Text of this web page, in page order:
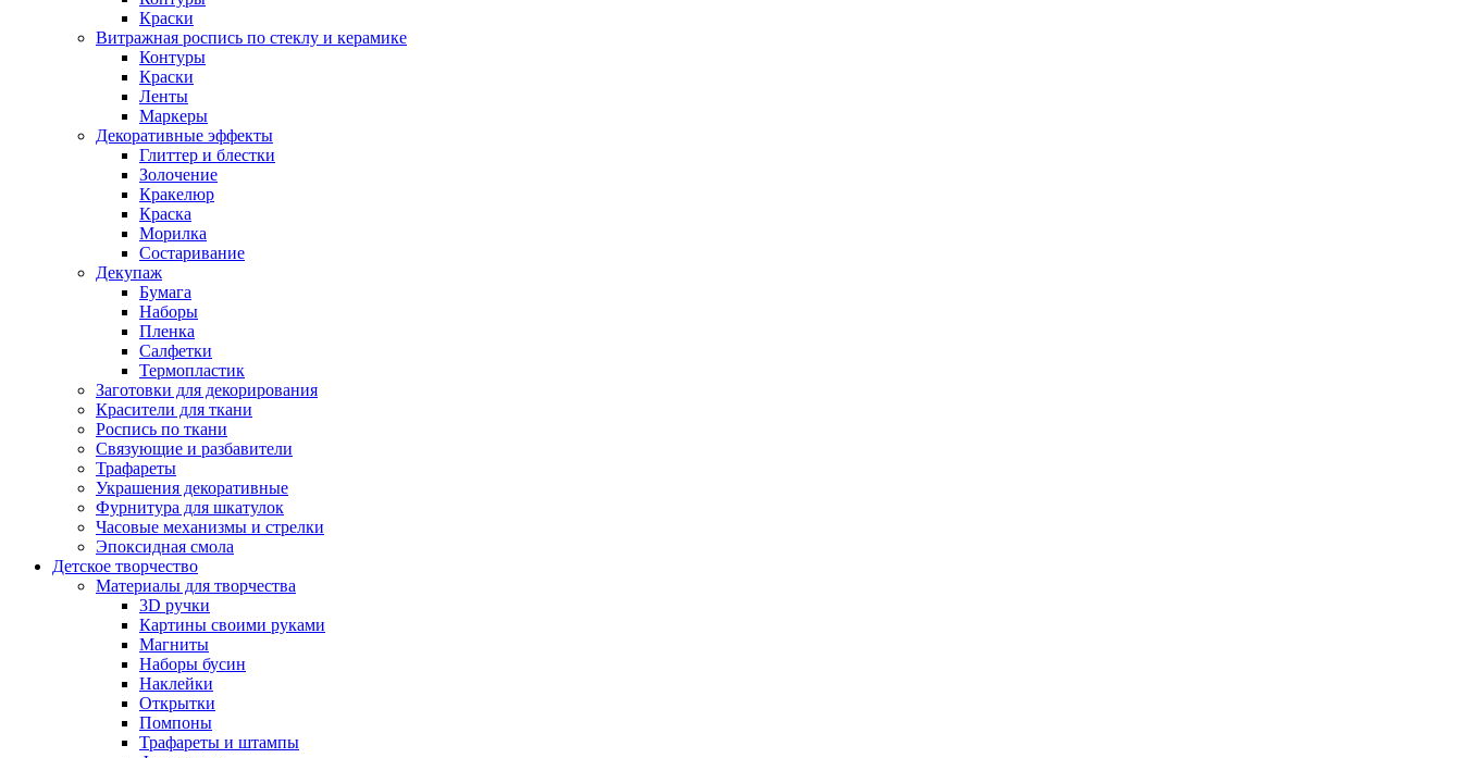
Краски
Витражная роспись по стеклу и керамике
Контуры
Краски
Ленты
Маркеры
Декоративные эффекты
Глиттер и блестки
Золочение
Кракелюр
Краска
Морилка
Состаривание
Декупаж
Бумага
Наборы
Пленка
Салфетки
Термопластик
Заготовки для декорирования
Красители для ткани
Роспись по ткани
Связующие и разбавители
Трафареты
Украшения декоративные
Фурнитура для шкатулок
Часовые механизмы и стрелки
Эпоксидная смола
Детское творчество
Материалы для творчества
3D ручки
Картины своими руками
Магниты
Наборы бусин
Наклейки
Открытки
Помпоны
Трафареты и штампы